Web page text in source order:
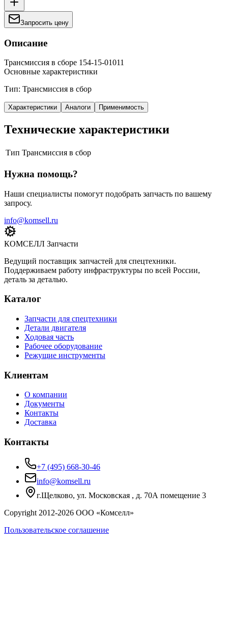
Запросить цену
Описание
Трансмиссия в сборе 154-15-01011
Основные характеристики
Тип: Трансмиссия в сбор
Характеристики Аналоги Применимость
Технические характеристики
Тип Трансмиссия в сбор
Нужна помощь?
Наши специалисты помогут подобрать запчасть по вашему
запросу.
info@komsell.ru
КОМСЕЛЛ Запчасти
Ведущий поставщик запчастей для спецтехники.
Поддерживаем работу инфраструктуры по всей России,
деталь за деталью.
Каталог
Запчасти для спецтехники
Детали двигателя
Ходовая часть
Рабочее оборудование
Режущие инструменты
Клиентам
О компании
Документы
Контакты
Доставка
Контакты
+7 (495) 668-30-46
info@komsell.ru
г.Щелково, ул. Московская , д. 70А помещение 3
Copyright 2012-2026 ООО «Комселл»
Пользовательское соглашение